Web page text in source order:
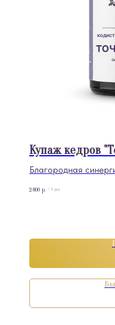
Купаж кедров
Благородная
смолистым
2 800 р. / 1 шт